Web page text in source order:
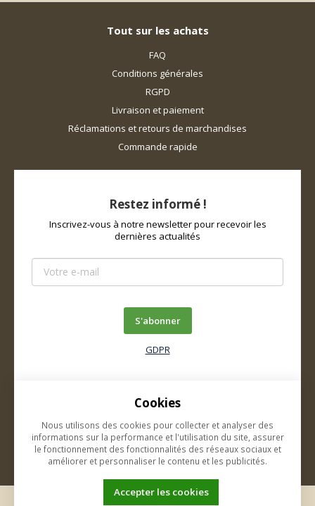
Tout sur les achats
FAQ
Conditions générales
RGPD
Livraison et paiement
Réclamations et retours de marchandises
Commande rapide
Restez informé !
Inscrivez-vous à notre newsletter pour recevoir les
dernières actualités
S'abonner
GDPR
À propos de nous
Contacts
Ce site utilise des cookies. Cliquez pour plus d'informations.
Cookies
Nous utilisons des cookies pour collecter et analyser des
informations sur la performance et l'utilisation du site, assurer
le fonctionnement des fonctionnalités des réseaux sociaux et
améliorer et personnaliser le contenu et les publicités.
Accepter les cookies